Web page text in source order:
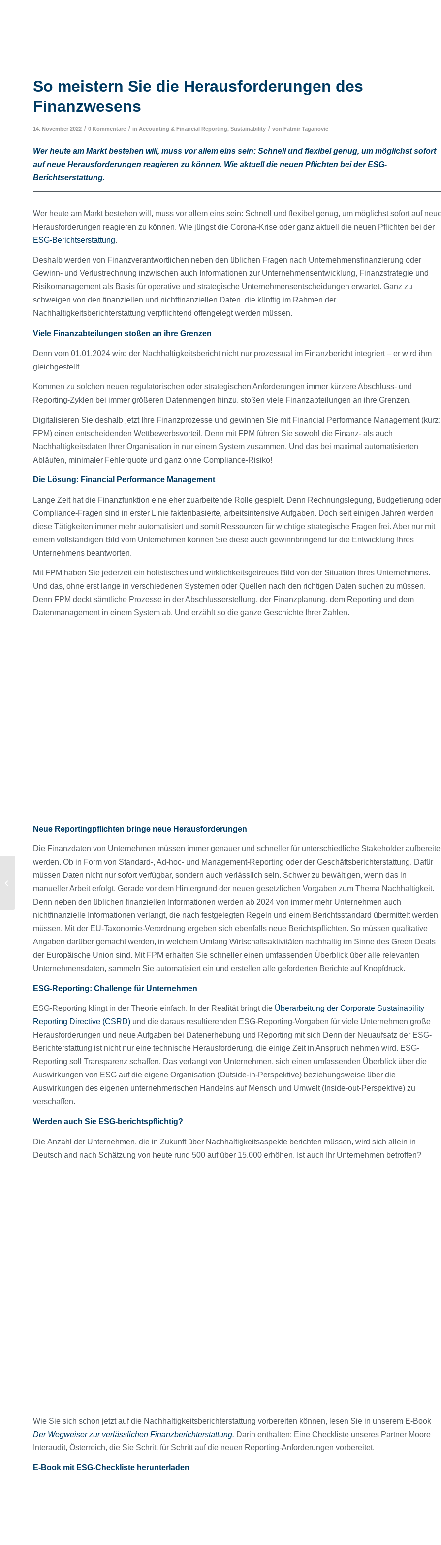
So meistern Sie die Herausforderungen des
Finanzwesens
14. November 2022 / 0 Kommentare / in Accounting & Financial Reporting, Sustainability / von Fatmir Taganovic
Wer heute am Markt bestehen will, muss vor allem eins sein: Schnell und flexibel genug, um möglichst sofort
auf neue Herausforderungen reagieren zu können. Wie aktuell die neuen Pflichten bei der ESG-
Berichtserstattung.
Wer heute am Markt bestehen will, muss vor allem eins sein: Schnell und flexibel genug, um möglichst sofort auf
Herausforderungen reagieren zu können. Wie jüngst die Corona-Krise oder ganz aktuell die neuen Pflichten bei der
ESG-Berichtserstattung.
Deshalb werden von Finanzverantwortlichen neben den üblichen Fragen nach Unternehmensfinanzierung oder
Gewinn- und Verlustrechnung inzwischen auch Informationen zur Unternehmensentwicklung, Finanzstrategie und
Risikomanagement als Basis für operative und strategische Unternehmensentscheidungen erwartet. Ganz zu
schweigen von den finanziellen und nichtfinanziellen Daten, die künftig im Rahmen der
Nachhaltigkeitsberichterstattung verpflichtend offengelegt werden müssen.
Viele Finanzabteilungen stoßen an ihre Grenzen
Denn vom 01.01.2024 wird der Nachhaltigkeitsbericht nicht nur prozessual im Finanzbericht integriert – er wird ihm
gleichgestellt.
Kommen zu solchen neuen regulatorischen oder strategischen Anforderungen immer kürzere Abschluss- und
Reporting-Zyklen bei immer größeren Datenmengen hinzu, stoßen viele Finanzabteilungen an ihre Grenzen.
Digitalisieren Sie deshalb jetzt Ihre Finanzprozesse und gewinnen Sie mit Financial Performance Management (kurz:
FPM) einen entscheidenden Wettbewerbsvorteil. Denn mit FPM führen Sie sowohl die Finanz- als auch
Nachhaltigkeitsdaten Ihrer Organisation in nur einem System zusammen. Und das bei maximal automatisierten
Abläufen, minimaler Fehlerquote und ganz ohne Compliance-Risiko!
Die Lösung: Financial Performance Management
Lange Zeit hat die Finanzfunktion eine eher zuarbeitende Rolle gespielt. Denn Rechnungslegung, Budgetierung oder
Compliance-Fragen sind in erster Linie faktenbasierte, arbeitsintensive Aufgaben. Doch seit einigen Jahren werden
diese Tätigkeiten immer mehr automatisiert und somit Ressourcen für wichtige strategische Fragen frei. Aber nur mit
einem vollständigen Bild vom Unternehmen können Sie diese auch gewinnbringend für die Entwicklung Ihres
Unternehmens beantworten.
Mit FPM haben Sie jederzeit ein holistisches und wirklichkeitsgetreues Bild von der Situation Ihres Unternehmens.
Und das, ohne erst lange in verschiedenen Systemen oder Quellen nach den richtigen Daten suchen zu müssen.
Denn FPM deckt sämtliche Prozesse in der Abschlusserstellung, der Finanzplanung, dem Reporting und dem
Datenmanagement in einem System ab. Und erzählt so die ganze Geschichte Ihrer Zahlen.
Neue Reportingpflichten bringe neue Herausforderungen
Die Finanzdaten von Unternehmen müssen immer genauer und schneller für unterschiedliche Stakeholder
werden. Ob in Form von Standard-, Ad-hoc- und Management-Reporting oder der Geschäftsberichterstattung. Dafür
müssen Daten nicht nur sofort verfügbar, sondern auch verlässlich sein. Schwer zu bewältigen, wenn das in
manueller Arbeit erfolgt. Gerade vor dem Hintergrund der neuen gesetzlichen Vorgaben zum Thema Nachhaltigkeit.
Denn neben den üblichen finanziellen Informationen werden ab 2024 von immer mehr Unternehmen auch
nichtfinanzielle Informationen verlangt, die nach festgelegten Regeln und einem Berichtsstandard übermittelt werden
müssen. Mit der EU-Taxonomie-Verordnung ergeben sich ebenfalls neue Berichtspflichten. So müssen qualitative
Angaben darüber gemacht werden, in welchem Umfang Wirtschaftsaktivitäten nachhaltig im Sinne des Green Deals
der Europäische Union sind. Mit FPM erhalten Sie schneller einen umfassenden Überblick über alle relevanten
Unternehmensdaten, sammeln Sie automatisiert ein und erstellen alle geforderten Berichte auf Knopfdruck.
ESG-Reporting: Challenge für Unternehmen
ESG-Reporting klingt in der Theorie einfach. In der Realität bringt die Überarbeitung der Corporate Sustainability
Reporting Directive (CSRD) und die daraus resultierenden ESG-Reporting-Vorgaben für viele Unternehmen große
Herausforderungen und neue Aufgaben bei Datenerhebung und Reporting mit sich Denn der Neuaufsatz der ESG-
Berichterstattung ist nicht nur eine technische Herausforderung, die einige Zeit in Anspruch nehmen wird. ESG-
Reporting soll Transparenz schaffen. Das verlangt von Unternehmen, sich einen umfassenden Überblick über die
Auswirkungen von ESG auf die eigene Organisation (Outside-in-Perspektive) beziehungsweise über die
Auswirkungen des eigenen unternehmerischen Handelns auf Mensch und Umwelt (Inside-out-Perspektive) zu
verschaffen.
Werden auch Sie ESG-berichtspflichtig?
Die Anzahl der Unternehmen, die in Zukunft über Nachhaltigkeitsaspekte berichten müssen, wird sich allein in
Deutschland nach Schätzung von heute rund 500 auf über 15.000 erhöhen. Ist auch Ihr Unternehmen betroffen?
Wie Sie sich schon jetzt auf die Nachhaltigkeitsberichterstattung vorbereiten können, lesen Sie in unserem E-Book
Der Wegweiser zur verlässlichen Finanzberichterstattung. Darin enthalten: Eine Checkliste unseres Partner Moore
Interaudit, Österreich, die Sie Schritt für Schritt auf die neuen Reporting-Anforderungen vorbereitet.
E-Book mit ESG-Checkliste herunterladen
Konformitätsanalyse
bringt neue
Herausforderungen